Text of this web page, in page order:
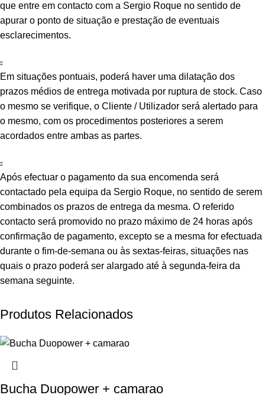
que entre em contacto com a Sergio Roque no sentido de
apurar o ponto de situação e prestação de eventuais
esclarecimentos.
Em situações pontuais, poderá haver uma dilatação dos
prazos médios de entrega motivada por ruptura de stock. Caso
o mesmo se verifique, o Cliente / Utilizador será alertado para
o mesmo, com os procedimentos posteriores a serem
acordados entre ambas as partes.
Após efectuar o pagamento da sua encomenda será
contactado pela equipa da Sergio Roque, no sentido de serem
combinados os prazos de entrega da mesma. O referido
contacto será promovido no prazo máximo de 24 horas após
confirmação de pagamento, excepto se a mesma for efectuada
durante o fim-de-semana ou às sextas-feiras, situações nas
quais o prazo poderá ser alargado até à segunda-feira da
semana seguinte.
Produtos Relacionados
Bucha Duopower + camarao